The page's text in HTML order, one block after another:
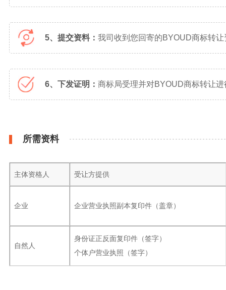
5、提交资料： 我司收到您回寄的BYOUD商标转
6、下发证明： 商标局受理并对BYOUD商标转让
所需资料
主体资格人 受让方提供
企业 企业营业执照副本复印件（盖章）
自然人
身份证正反面复印件（签字）
个体户营业执照（签字）